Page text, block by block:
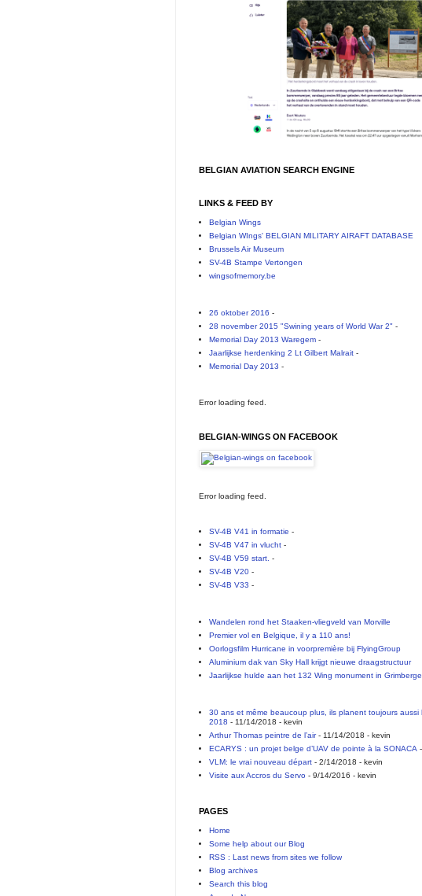
BELGIAN AVIATION SEARCH ENGINE
LINKS & FEED BY
Belgian Wings
Belgian WIngs' BELGIAN MILITARY AIRAFT DATABASE
Brussels Air Museum
SV-4B Stampe Vertongen
wingsofmemory.be
26 oktober 2016 -
28 november 2015 "Swining years of World War 2" -
Memorial Day 2013 Waregem-
Jaarlijkse herdenking 2 Lt Gilbert Malrait-
Memorial Day 2013 -
Error loading feed.
BELGIAN-WINGS ON FACEBOOK
Error loading feed.
SV-4B V41 in formatie -
SV-4B V47 in vlucht-
SV-4B V59 start. -
SV-4B V20-
SV-4B V33 -
Wandelen rond het Staaken-vliegveld van Morville
Premier vol en Belgique, il y a 110 ans!
Oorlogsfilm Hurricane in voorpremière bij FlyingGroup
Aluminium dak van Sky Hall krijgt nieuwe draagstructuur
Jaarlijkse hulde aan het 132 Wing monument in
30 ans et même beaucoup plus, ils planent toujours
2018 - 11/14/2018 - kevin
Arthur Thomas peintre de l’air- 11/14/2018 - kevin
ECARYS : un projet belge d’UAV de pointe à la SONACA
VLM: le vrai nouveau départ- 2/14/2018 - kevin
Visite aux Accros du Servo- 9/14/2016 - kevin
PAGES
Home
Some help about our Blog
RSS : Last news from sites we follow
Blog archives
Search this blog